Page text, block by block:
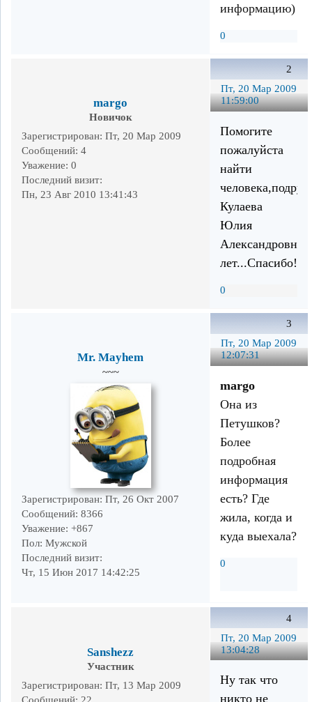
информацию)
0
2
Пт, 20 Мар 2009
11:59:00
margo
Новичок
Зарегистрирован: Пт, 20 Мар 2009
Сообщений: 4
Уважение: 0
Последний визит:
Пн, 23 Авг 2010 13:41:43
Помогите
пожалуйста
найти
Кулаева
Юлия
лет...Спасибо!!!
0
3
Пт, 20 Мар 2009
12:07:31
Mr. Mayhem
~~~
Зарегистрирован: Пт, 26 Окт 2007
Сообщений: 8366
Уважение: +867
Пол: Мужской
Последний визит:
Чт, 15 Июн 2017 14:42:25
margo
Она из
Петушков?
Более
подробная
информация
есть? Где
жила, когда и
куда выехала?
0
4
Пт, 20 Мар 2009
13:04:28
Sanshezz
Участник
Зарегистрирован: Пт, 13 Мар 2009
Сообщений: 22
Ну так что
никто не